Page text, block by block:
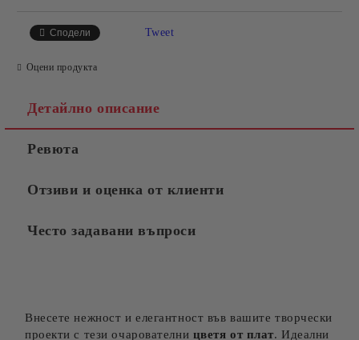
Сподели Tweet
Оцени продукта
Детайлно описание
Ревюта
Отзиви и оценка от клиенти
Често задавани въпроси
Внесете нежност и елегантност във вашите творчески
проекти с тези очарователни цветя от плат. Идеални